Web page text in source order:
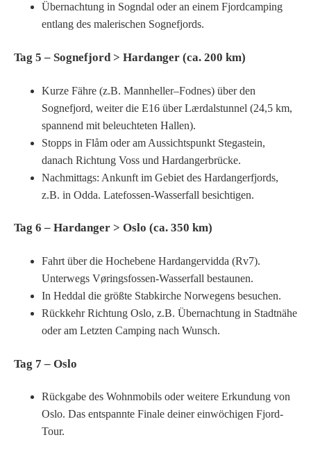
Übernachtung in Sogndal oder an einem Fjordcamping
entlang des malerischen Sognefjords.
Tag 5 – Sognefjord > Hardanger (ca. 200 km)
Kurze Fähre (z.B. Mannheller–Fodnes) über den
Sognefjord, weiter die E16 über Lærdalstunnel (24,5 km,
spannend mit beleuchteten Hallen).
Stopps in Flåm oder am Aussichtspunkt Stegastein,
danach Richtung Voss und Hardangerbrücke.
Nachmittags: Ankunft im Gebiet des Hardangerfjords,
z.B. in Odda. Latefossen-Wasserfall besichtigen.
Tag 6 – Hardanger > Oslo (ca. 350 km)
Fahrt über die Hochebene Hardangervidda (Rv7).
Unterwegs Vøringsfossen-Wasserfall bestaunen.
In Heddal die größte Stabkirche Norwegens besuchen.
Rückkehr Richtung Oslo, z.B. Übernachtung in Stadtnähe
oder am Letzten Camping nach Wunsch.
Tag 7 – Oslo
Rückgabe des Wohnmobils oder weitere Erkundung von
Oslo. Das entspannte Finale deiner einwöchigen Fjord-
Tour.